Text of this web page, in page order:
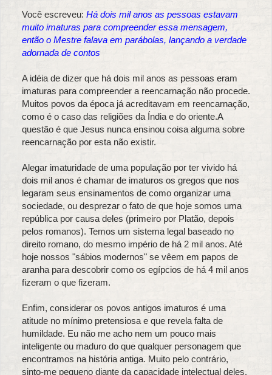
Você escreveu: Há dois mil anos as pessoas estavam
muito imaturas para compreender essa mensagem,
então o Mestre falava em parábolas, lançando a verdade
adornada de contos
A idéia de dizer que há dois mil anos as pessoas eram
imaturas para compreender a reencarnação não procede.
Muitos povos da época já acreditavam em reencarnação,
como é o caso das religiões da Índia e do oriente.A
questão é que Jesus nunca ensinou coisa alguma sobre
reencarnação por esta não existir.
Alegar imaturidade de uma população por ter vivido há
dois mil anos é chamar de imaturos os gregos que nos
legaram seus ensinamentos de como organizar uma
sociedade, ou desprezar o fato de que hoje somos uma
república por causa deles (primeiro por Platão, depois
pelos romanos). Temos um sistema legal baseado no
direito romano, do mesmo império de há 2 mil anos. Até
hoje nossos "sábios modernos" se vêem em papos de
aranha para descobrir como os egípcios de há 4 mil anos
fizeram o que fizeram.
Enfim, considerar os povos antigos imaturos é uma
atitude no mínimo pretensiosa e que revela falta de
humildade. Eu não me acho nem um pouco mais
inteligente ou maduro do que qualquer personagem que
encontramos na história antiga. Muito pelo contrário,
sinto-me pequeno diante da capacidade intelectual deles.